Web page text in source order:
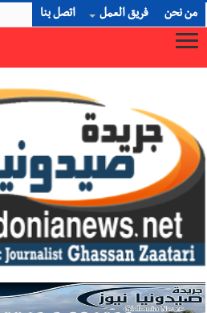
من نحن فريق العمل اتصل بنا
رجل الاعمال الاماراتي خلف الحبتور : 112 شهيداً شُيّعوا في ‫غزة‬ بعد أن بقوا تحت الأنقاض منذ عام 2023: أيُعقل أن يبقى الشعب الفلسطيني يعيش كل